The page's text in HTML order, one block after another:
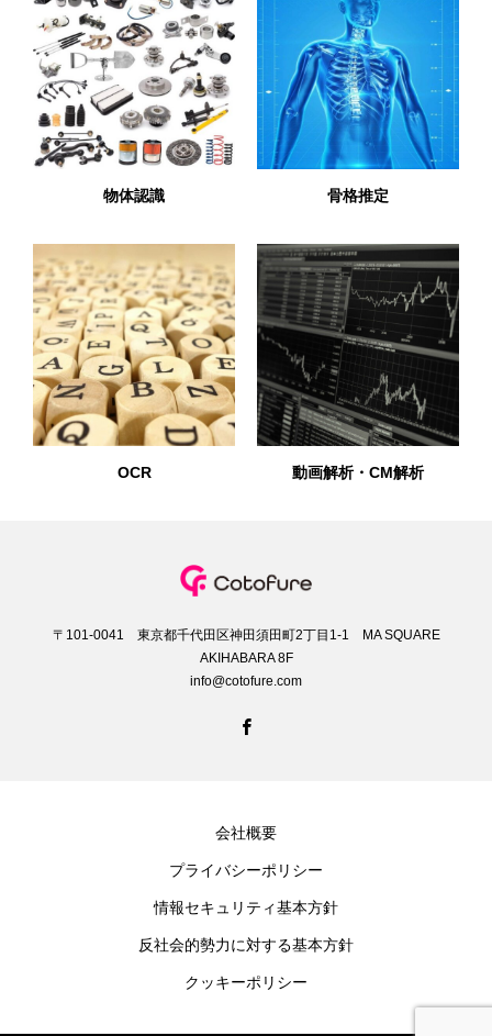
物体認識 骨格推定
OCR 動画解析・CM解析
〒101-0041 東京都千代田区神田須田町2丁目1-1 MA SQUARE
AKIHABARA 8F
info@cotofure.com
会社概要
プライバシーポリシー
情報セキュリティ基本方針
反社会的勢力に対する基本方針
クッキーポリシー